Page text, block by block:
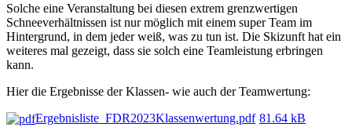
Solche eine Veranstaltung bei diesen extrem grenzwertigen
Schneeverhältnissen ist nur möglich mit einem super Team im
Hintergrund, in dem jeder weiß, was zu tun ist. Die Skizunft hat ein
weiteres mal gezeigt, dass sie solch eine Teamleistung erbringen
kann.
Hier die Ergebnisse der Klassen- wie auch der Teamwertung:
Ergebnisliste_FDR2023Klassenwertung.pdf 81.64 kB